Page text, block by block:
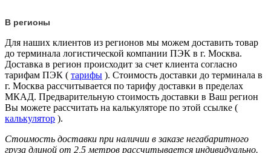
В регионы
Для наших клиентов из регионов мы можем доставить товар
до терминала логистической компании ПЭК в г. Москва.
Доставка в регион происходит за счет клиента согласно
тарифам ПЭК ( тарифы ). Стоимость доставки до терминала в
г. Москва рассчитывается по тарифу доставки в пределах
МКАД. Предварительную стоимость доставки в Ваш регион
Вы можете рассчитать на калькуляторе по этой ссылке (
калькулятор ).
Стоимость доставки при наличии в заказе негабаритного
груза длиной от 2,5 метров рассчитывается индивидуально.